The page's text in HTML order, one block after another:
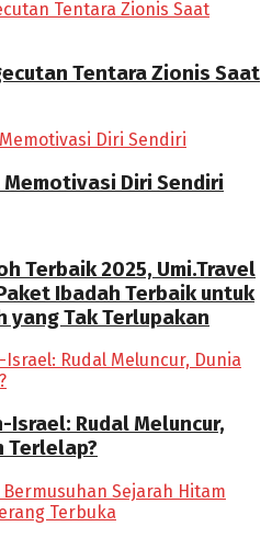
Tentara Zionis Saat
Memotivasi Diri Sendiri
Terbaik 2025, Umi.Travel
Ibadah Terbaik untuk
yang Tak Terlupakan
Israel: Rudal Meluncur,
Terlelap?